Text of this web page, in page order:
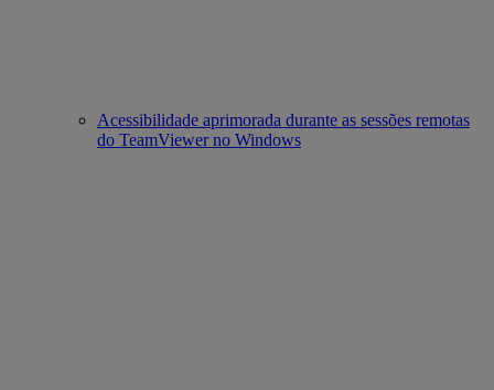
Acessibilidade aprimorada durante as sessões remotas
do TeamViewer no Windows